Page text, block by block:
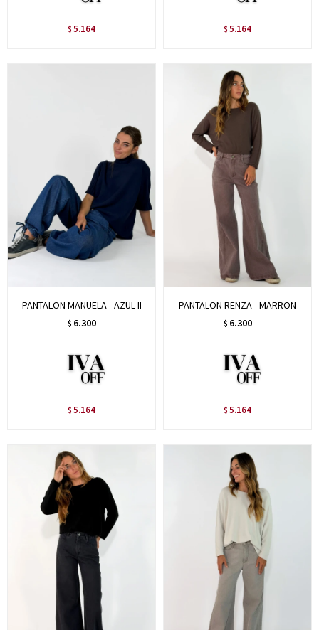
$ 5.164 $ 5.164
PANTALON MANUELA - AZUL II
$ 6.300
$ 5.164
PANTALON RENZA - MARRON
$ 6.300
$ 5.164